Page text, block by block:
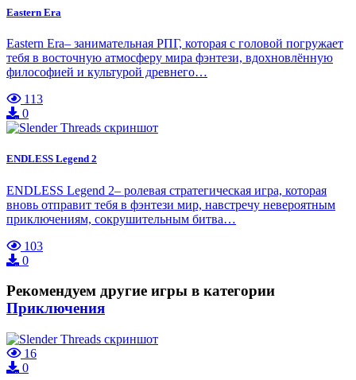
Eastern Era
Eastern Era– занимательная РПГ, которая с головой погружает
тебя в восточную атмосферу мира фэнтези, вдохновлённую
философией и культурой древнего…
113
0
ENDLESS Legend 2
ENDLESS Legend 2– ролевая стратегическая игра, которая
вновь отправит тебя в фэнтези мир, навстречу невероятным
приключениям, сокрушительным битва…
103
0
Рекомендуем другие игры в категории
Приключения
16
0